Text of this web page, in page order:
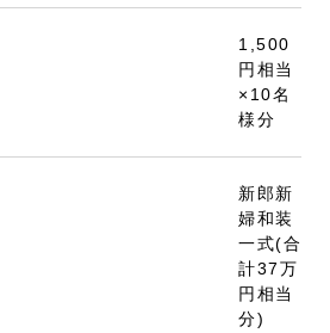
1,500
円相当
×10名
様分
新郎新
婦和装
一式(合
計37万
円相当
分)